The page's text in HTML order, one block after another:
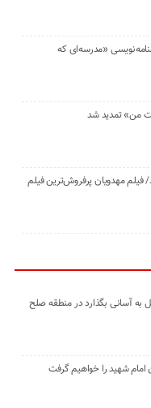
«مدرسه‌ای که
من» تمدید شد
مهدویان پرفروش‌ترین فیلم
به آسانی بگذارد در منطقه صلح
شهید را خواهیم گرفت